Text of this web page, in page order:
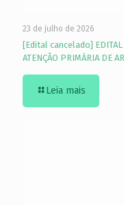
23 de julho de 2026
[Edital cancelado]
ATENÇÃO PRIMÁRIA DE
Leia mais